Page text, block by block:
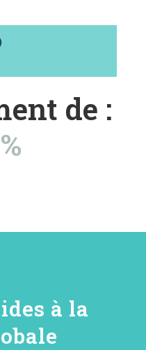
de :
à la